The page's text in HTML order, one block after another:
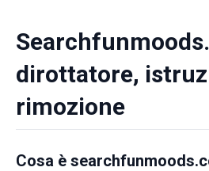
dirottatore,
rimozione
Cosa è